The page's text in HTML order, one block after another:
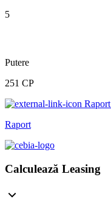
5
Putere
251 CP
Raport
Raport
Calculează Leasing